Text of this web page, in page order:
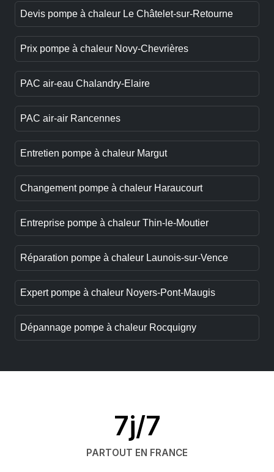
Devis pompe à chaleur Le Châtelet-sur-Retourne
Prix pompe à chaleur Novy-Chevrières
PAC air-eau Chalandry-Elaire
PAC air-air Rancennes
Entretien pompe à chaleur Margut
Changement pompe à chaleur Haraucourt
Entreprise pompe à chaleur Thin-le-Moutier
Réparation pompe à chaleur Launois-sur-Vence
Expert pompe à chaleur Noyers-Pont-Maugis
Dépannage pompe à chaleur Rocquigny
7j/7
PARTOUT EN FRANCE